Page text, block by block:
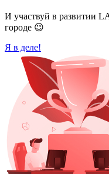
И участвуй в развитии
городе 😉
Я в деле!